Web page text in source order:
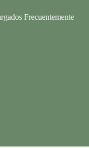
Frecuentemente